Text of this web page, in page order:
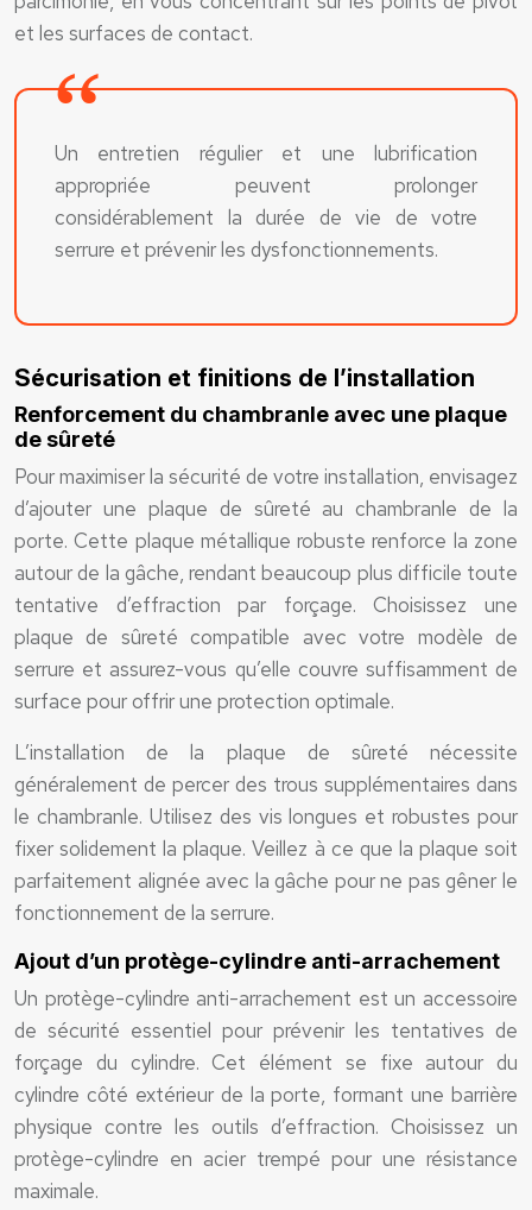
et les surfaces de contact.
Un entretien régulier et une lubrification
appropriée peuvent prolonger
considérablement la durée de vie de votre
serrure et prévenir les dysfonctionnements.
Sécurisation et finitions de l’installation
Renforcement du chambranle avec une plaque
de sûreté
Pour maximiser la sécurité de votre installation, envisagez
d’ajouter une plaque de sûreté au chambranle de la
porte. Cette plaque métallique robuste renforce la zone
autour de la gâche, rendant beaucoup plus difficile toute
tentative d’effraction par forçage. Choisissez une
plaque de sûreté compatible avec votre modèle de
serrure et assurez-vous qu’elle couvre suffisamment de
surface pour offrir une protection optimale.
L’installation de la plaque de sûreté nécessite
généralement de percer des trous supplémentaires dans
le chambranle. Utilisez des vis longues et robustes pour
fixer solidement la plaque. Veillez à ce que la plaque soit
parfaitement alignée avec la gâche pour ne pas gêner le
fonctionnement de la serrure.
Ajout d’un protège-cylindre anti-arrachement
Un protège-cylindre anti-arrachement est un accessoire
de sécurité essentiel pour prévenir les tentatives de
forçage du cylindre. Cet élément se fixe autour du
cylindre côté extérieur de la porte, formant une barrière
physique contre les outils d’effraction. Choisissez un
protège-cylindre en acier trempé pour une résistance
maximale.